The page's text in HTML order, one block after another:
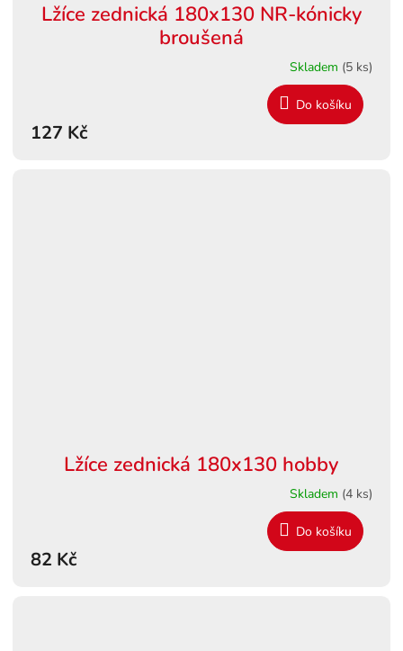
Lžíce zednická 180x130 NR-kónicky
broušená
Skladem (5 ks)
127 Kč
Do košíku
Lžíce zednická 180x130 hobby
Skladem (4 ks)
82 Kč
Do košíku